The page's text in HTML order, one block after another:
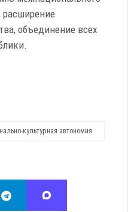
расширение
объединение всех
культурная автономия